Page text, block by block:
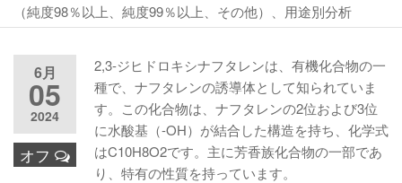
（純度98％以上、純度99％以上、その他）、用途別分析
6月
05
2024
オフ
2,3-ジヒドロキシナフタレンは、有機化合物の一
種で、ナフタレンの誘導体として知られていま
す。この化合物は、ナフタレンの2位および3位
に水酸基（-OH）が結合した構造を持ち、化学式
はC10H8O2です。主に芳香族化合物の一部であ
り、特有の性質を持っています。